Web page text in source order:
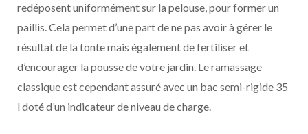
redéposent uniformément sur la pelouse, pour former un
paillis. Cela permet d’une part de ne pas avoir à gérer le
résultat de la tonte mais également de fertiliser et
d’encourager la pousse de votre jardin. Le ramassage
classique est cependant assuré avec un bac semi-rigide 35
l doté d’un indicateur de niveau de charge.